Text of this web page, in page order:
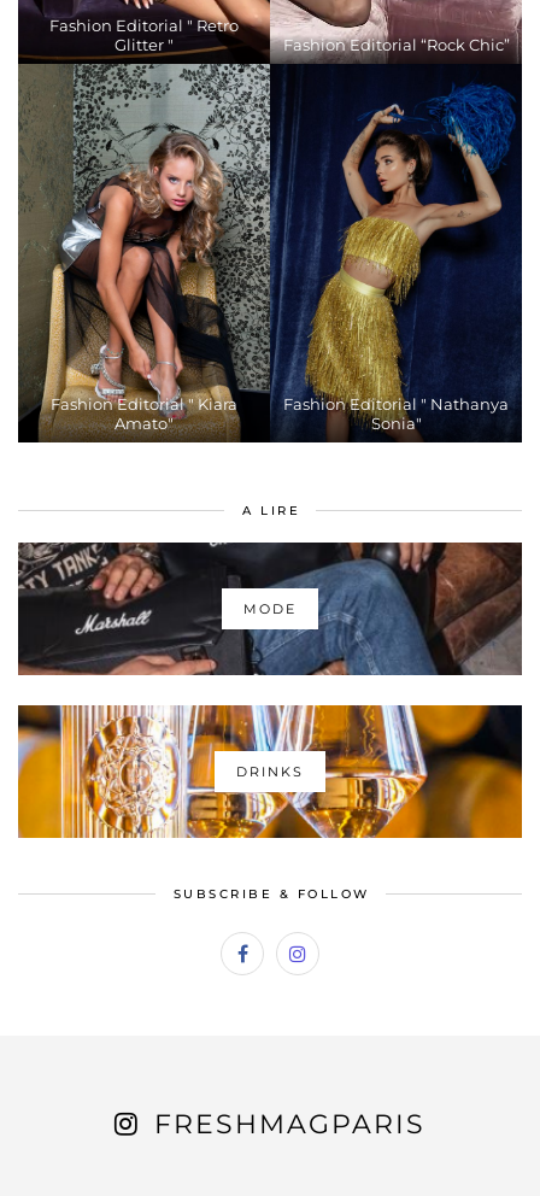
Fashion Editorial " Retro
Glitter "
Fashion Editorial “Rock Chic”
Fashion Editorial " Kiara
Amato"
Fashion Editorial " Nathanya
Sonia"
A LIRE
MODE
DRINKS
SUBSCRIBE & FOLLOW
FRESHMAGPARIS